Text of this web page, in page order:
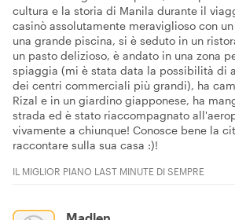
cultura e la storia di Manila durante il
casinò assolutamente meraviglioso con
una grande piscina, si è seduto in un
un pasto delizioso, è andato in una zona
spiaggia (mi è stata data la possibilità di
dei centri commerciali più grandi), ha
Rizal e in un giardino giapponese, ha
strada ed è stato riaccompagnato
vivamente a chiunque! Conosce bene la
raccontare sulla sua casa :)!
IL MIGLIOR PIANO LAST MINUTE DI SEMPRE